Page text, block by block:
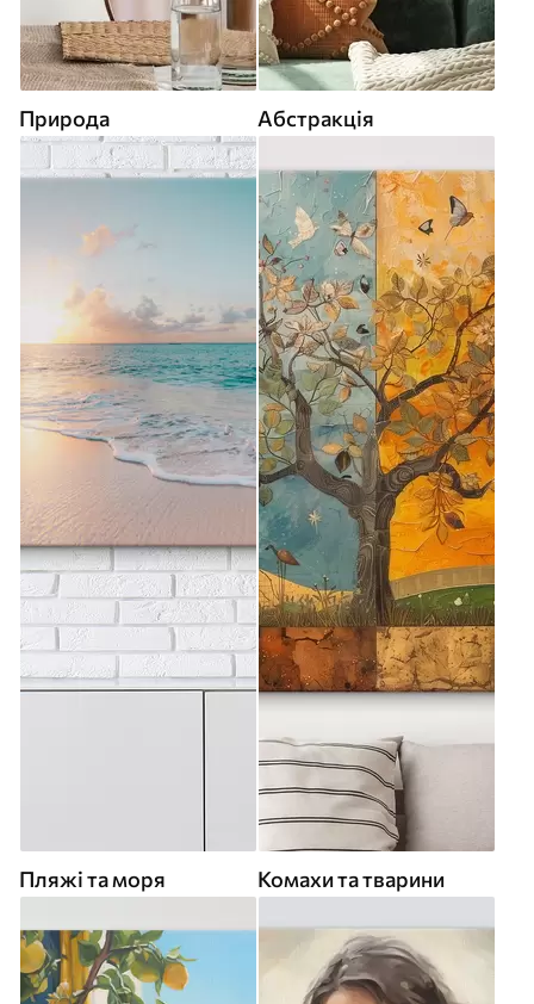
Природа Абстракція
Пляжі та моря Комахи та тварини